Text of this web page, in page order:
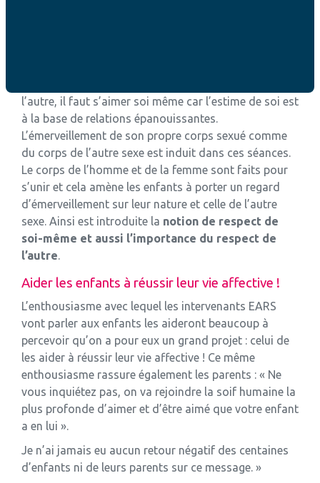
l’autre, il faut s’aimer soi même car l’estime de soi est
à la base de relations épanouissantes.
L’émerveillement de son propre corps sexué comme
du corps de l’autre sexe est induit dans ces séances.
Le corps de l’homme et de la femme sont faits pour
s’unir et cela amène les enfants à porter un regard
d’émerveillement sur leur nature et celle de l’autre
sexe. Ainsi est introduite la notion de respect de
soi-même et aussi l’importance du respect de
l’autre.
Aider les enfants à réussir leur vie affective !
L’enthousiasme avec lequel les intervenants EARS
vont parler aux enfants les aideront beaucoup à
percevoir qu’on a pour eux un grand projet : celui de
les aider à réussir leur vie affective ! Ce même
enthousiasme rassure également les parents : « Ne
vous inquiétez pas, on va rejoindre la soif humaine la
plus profonde d’aimer et d’être aimé que votre enfant
a en lui ».
Je n’ai jamais eu aucun retour négatif des centaines
d’enfants ni de leurs parents sur ce message. »